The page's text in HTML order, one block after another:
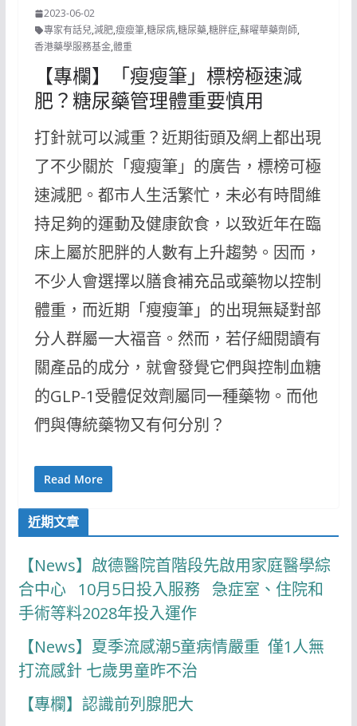
2023-06-02
專家有話兒,減肥,瘦瘦筆,糖尿病,糖尿藥,糖胖症,蘇曜華藥劑師,
香港藥學服務基金,體重
【專欄】「瘦瘦筆」標榜極速減
肥？糖尿藥管理體重要慎用
打針就可以減重？近期街頭及網上都出現
了不少關於「瘦瘦筆」的廣告，標榜可極
速減肥。都市人生活繁忙，未必有時間維
持足夠的運動及健康飲食，以致近年在臨
床上屬於肥胖的人數有上升趨勢。因而，
不少人會選擇以膳食補充品或藥物以控制
體重，而近期「瘦瘦筆」的出現無疑對部
分人群屬一大福音。然而，若仔細閱讀有
關產品的成分，就會發覺它們與控制血糖
的GLP-1受體促效劑屬同一種藥物。而他
們與傳統藥物又有何分別？
Read More
近期文章
【News】啟德醫院首階段先啟用家庭醫學綜
合中心 10月5日投入服務 急症室、住院和
手術等料2028年投入運作
【News】夏季流感潮5童病情嚴重 僅1人無
打流感針 七歲男童昨不治
【專欄】認識前列腺肥大